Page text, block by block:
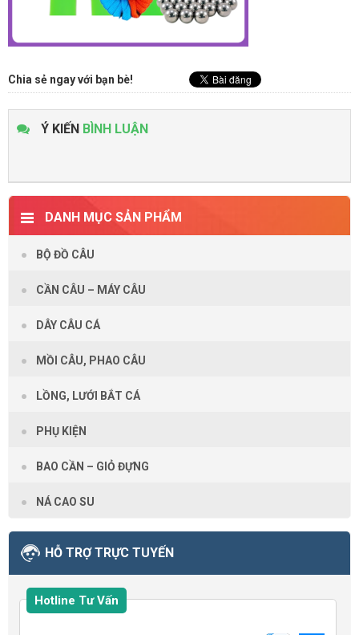
Chia sẻ ngay với bạn bè!
Ý KIẾN BÌNH LUẬN
DANH MỤC SẢN PHẨM
BỘ ĐỒ CÂU
CẦN CÂU – MÁY CÂU
DÂY CÂU CÁ
MỒI CÂU, PHAO CÂU
LỒNG, LƯỚI BẮT CÁ
PHỤ KIỆN
BAO CẦN – GIỎ ĐỰNG
NÁ CAO SU
HỖ TRỢ TRỰC TUYẾN
Hotline Tư Vấn